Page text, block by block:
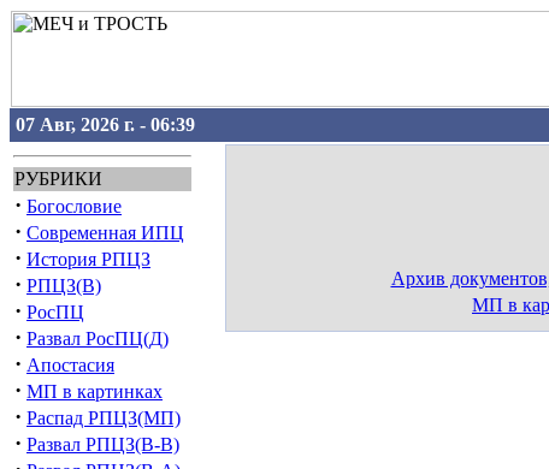
07 Авг, 2026 г. - 06:39
РУБРИКИ
· Богословие
· Современная ИПЦ
· История РПЦЗ
· РПЦЗ(В)
· РосПЦ
· Развал РосПЦ(Д)
· Апостасия
· МП в картинках
· Распад РПЦЗ(МП)
· Развал РПЦЗ(В-В)
Архив
МП в